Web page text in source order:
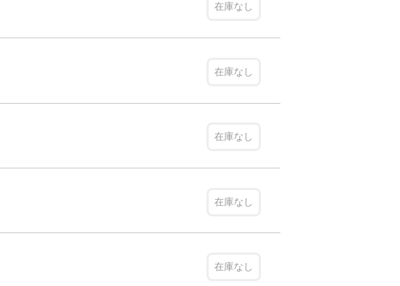
在庫なし
在庫なし
在庫なし
在庫なし
在庫なし